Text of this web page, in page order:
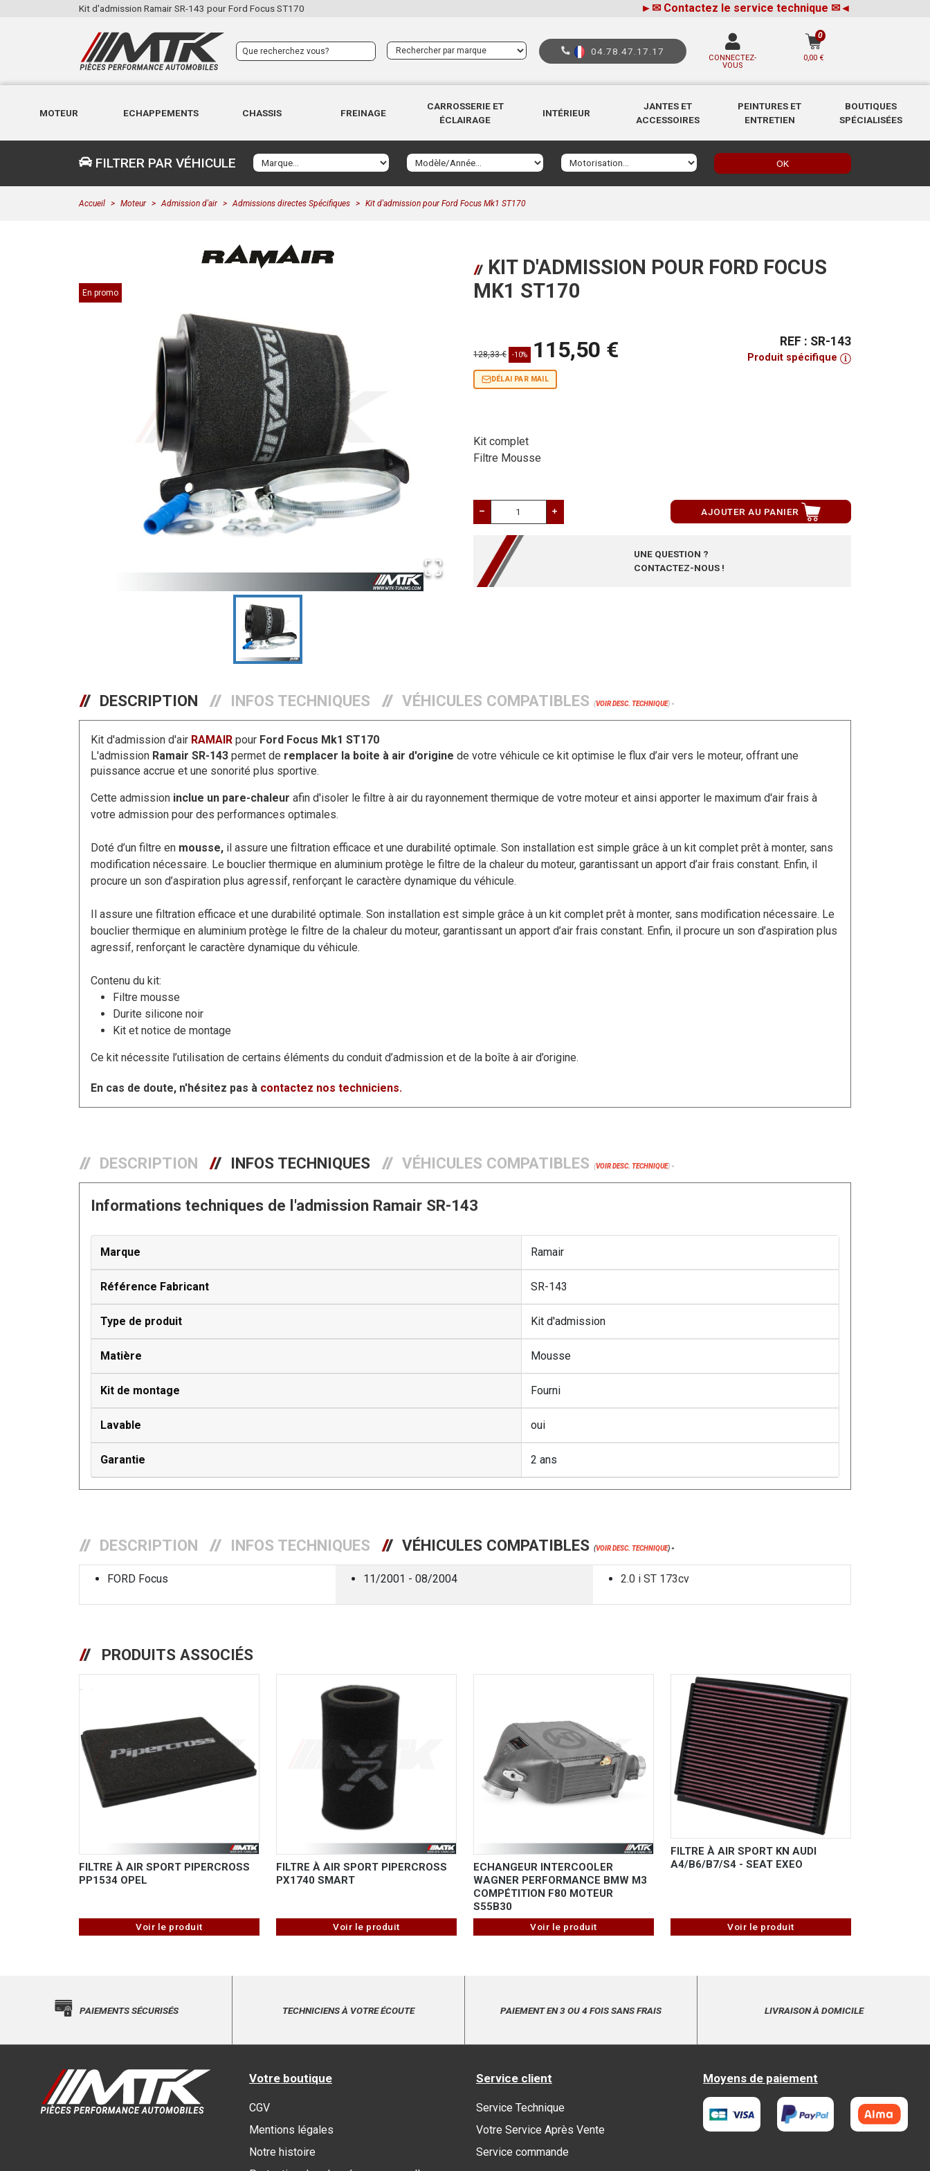
Kit d'admission Ramair SR-143 pour Ford Focus ST170 ► ✉ Contactez le service technique ✉◄
04.78.47.17.17
CONNECTEZ-
VOUS
0,00 €
0
MOTEUR ECHAPPEMENTS CHASSIS FREINAGE
CARROSSERIE ET
ÉCLAIRAGE
INTÉRIEUR
JANTES ET
ACCESSOIRES
PEINTURES ET
ENTRETIEN
BOUTIQUES
SPÉCIALISÉES
FILTRER PAR VÉHICULE OK
Accueil Moteur Admission d'air Admissions directes Spécifiques Kit d'admission pour Ford Focus Mk1 ST170
En promo
KIT D'ADMISSION POUR FORD FOCUS
MK1 ST170
128,33 € -10% 115,50 €
DÉLAI PAR MAIL
REF : SR-143
Produit spécifique
Kit complet
Filtre Mousse
AJOUTER AU PANIER
UNE QUESTION ?
CONTACTEZ-NOUS !
DESCRIPTION INFOS TECHNIQUES VÉHICULES COMPATIBLES (VOIR DESC. TECHNIQUE) *
Kit d'admission d'air RAMAIR pour Ford Focus Mk1 ST170
L'admission Ramair SR-143 permet de remplacer la boite à air d'origine de votre véhicule ce kit optimise le flux d’air vers le moteur, offrant une
puissance accrue et une sonorité plus sportive.
Cette admission inclue un pare-chaleur afin d'isoler le filtre à air du rayonnement thermique de votre moteur et ainsi apporter le maximum d'air frais à
votre admission pour des performances optimales.
Doté d’un filtre en mousse, il assure une filtration efficace et une durabilité optimale. Son installation est simple grâce à un kit complet prêt à monter, sans
modification nécessaire. Le bouclier thermique en aluminium protège le filtre de la chaleur du moteur, garantissant un apport d’air frais constant. Enfin, il
procure un son d’aspiration plus agressif, renforçant le caractère dynamique du véhicule.
Il assure une filtration efficace et une durabilité optimale. Son installation est simple grâce à un kit complet prêt à monter, sans modification nécessaire. Le
bouclier thermique en aluminium protège le filtre de la chaleur du moteur, garantissant un apport d’air frais constant. Enfin, il procure un son d’aspiration plus
agressif, renforçant le caractère dynamique du véhicule.
Contenu du kit:
Filtre mousse
Durite silicone noir
Kit et notice de montage
Ce kit nécessite l’utilisation de certains éléments du conduit d’admission et de la boîte à air d’origine.
En cas de doute, n'hésitez pas à contactez nos techniciens.
DESCRIPTION INFOS TECHNIQUES VÉHICULES COMPATIBLES (VOIR DESC. TECHNIQUE) *
Informations techniques de l'admission Ramair SR-143
Marque Ramair
Référence Fabricant SR-143
Type de produit Kit d'admission
Matière Mousse
Kit de montage Fourni
Lavable oui
Garantie 2 ans
DESCRIPTION INFOS TECHNIQUES VÉHICULES COMPATIBLES (VOIR DESC. TECHNIQUE) *
FORD Focus 11/2001 - 08/2004 2.0 i ST 173cv
PRODUITS ASSOCIÉS
FILTRE À AIR SPORT PIPERCROSS
PP1534 OPEL
Voir le produit
FILTRE À AIR SPORT PIPERCROSS
PX1740 SMART
Voir le produit
ECHANGEUR INTERCOOLER
WAGNER PERFORMANCE BMW M3
COMPÉTITION F80 MOTEUR
S55B30
Voir le produit
FILTRE À AIR SPORT KN AUDI
A4/B6/B7/S4 - SEAT EXEO
Voir le produit
PAIEMENTS SÉCURISÉS TECHNICIENS À VOTRE ÉCOUTE PAIEMENT EN 3 OU 4 FOIS SANS FRAIS LIVRAISON À DOMICILE
Votre boutique
CGV
Mentions légales
Notre histoire
Service client
Service Technique
Votre Service Après Vente
Service commande
Moyens de paiement